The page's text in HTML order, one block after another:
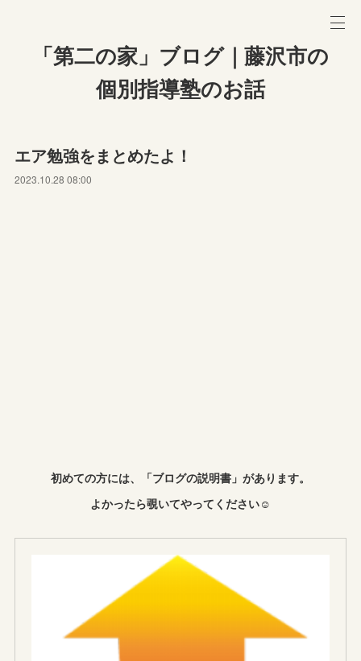
「第二の家」ブログ｜藤沢市の
個別指導塾のお話
エア勉強をまとめたよ！
2023.10.28 08:00
初めての方には、「ブログの説明書」があります。
よかったら覗いてやってください☺︎